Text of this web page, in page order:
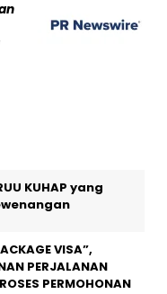
KUHAP yang
VISA”,
PERJALANAN
PERMOHONAN